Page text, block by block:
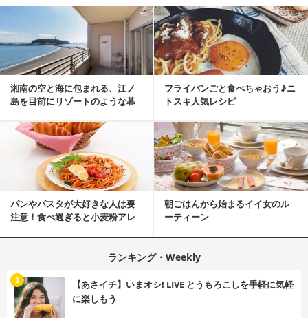
湘南の空と海に包まれる、江ノ
島を目前にリゾートのような暮
フライパンごと食べちゃおう♪ニ
トスキ人気レシピ
パンやパスタが大好きな人は要
注意！食べ過ぎると小麦粉アレ
朝ごはんから始まるイイ女のル
ーティーン
ランキング・Weekly
【あさイチ】いまオシ! LIVE とうもろこしを手軽に気軽
に楽しもう
1